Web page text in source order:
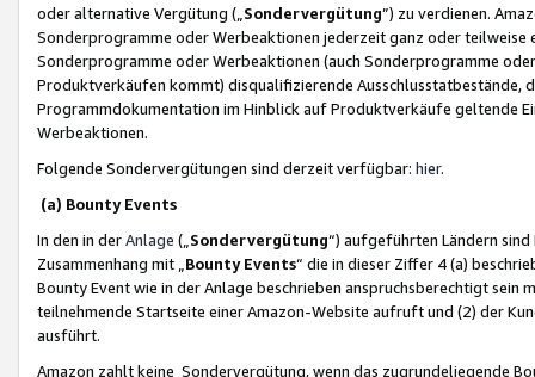
oder alternative Vergütung („ Sondervergütung”) zu verdienen.
Sonderprogramme oder Werbeaktionen jederzeit ganz oder
Sonderprogramme oder Werbeaktionen (auch Sonderprogramme
Produktverkäufen kommt) disqualifizierende Ausschlusstatbestände,
Programmdokumentation im Hinblick auf Produktverkäufe geltende
Werbeaktionen.
Folgende Sondervergütungen sind derzeit verfügbar: hier.
(a) Bounty Events
In den in derAnlage („ Sondervergütung“) aufgeführten Ländern
Zusammenhang mit „ Bounty Events“ die in dieser Ziffer 4 (a)
Bounty Event wie in der Anlage beschrieben anspruchsberechtigt sein
teilnehmende Startseite einer Amazon-Website aufruft und (2) der
ausführt.
Amazon zahlt keine Sondervergütung, wenn das zugrundeliegende